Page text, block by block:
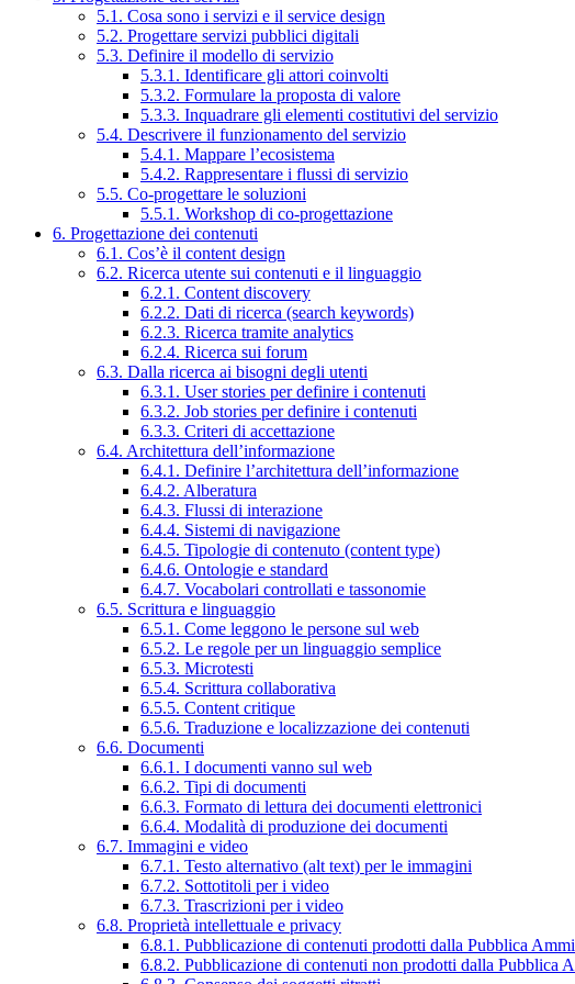
5.1. Cosa sono i servizi e il service design
5.2. Progettare servizi pubblici digitali
5.3. Definire il modello di servizio
5.3.1. Identificare gli attori coinvolti
5.3.2. Formulare la proposta di valore
5.3.3. Inquadrare gli elementi costitutivi del servizio
5.4. Descrivere il funzionamento del servizio
5.4.1. Mappare l’ecosistema
5.4.2. Rappresentare i flussi di servizio
5.5. Co-progettare le soluzioni
5.5.1. Workshop di co-progettazione
6. Progettazione dei contenuti
6.1. Cos’è il content design
6.2. Ricerca utente sui contenuti e il linguaggio
6.2.1. Content discovery
6.2.2. Dati di ricerca (search keywords)
6.2.3. Ricerca tramite analytics
6.2.4. Ricerca sui forum
6.3. Dalla ricerca ai bisogni degli utenti
6.3.1. User stories per definire i contenuti
6.3.2. Job stories per definire i contenuti
6.3.3. Criteri di accettazione
6.4. Architettura dell’informazione
6.4.1. Definire l’architettura dell’informazione
6.4.2. Alberatura
6.4.3. Flussi di interazione
6.4.4. Sistemi di navigazione
6.4.5. Tipologie di contenuto (content type)
6.4.6. Ontologie e standard
6.4.7. Vocabolari controllati e tassonomie
6.5. Scrittura e linguaggio
6.5.1. Come leggono le persone sul web
6.5.2. Le regole per un linguaggio semplice
6.5.3. Microtesti
6.5.4. Scrittura collaborativa
6.5.5. Content critique
6.5.6. Traduzione e localizzazione dei contenuti
6.6. Documenti
6.6.1. I documenti vanno sul web
6.6.2. Tipi di documenti
6.6.3. Formato di lettura dei documenti elettronici
6.6.4. Modalità di produzione dei documenti
6.7. Immagini e video
6.7.1. Testo alternativo (alt text) per le immagini
6.7.2. Sottotitoli per i video
6.7.3. Trascrizioni per i video
6.8. Proprietà intellettuale e privacy
6.8.1. Pubblicazione di contenuti prodotti dalla Pubblica
6.8.2. Pubblicazione di contenuti non prodotti dalla Pubblica